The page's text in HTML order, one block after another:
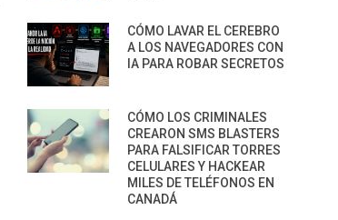
CÓMO LAVAR EL CEREBRO
A LOS NAVEGADORES CON
IA PARA ROBAR SECRETOS
CÓMO LOS CRIMINALES
CREARON SMS BLASTERS
PARA FALSIFICAR TORRES
CELULARES Y HACKEAR
MILES DE TELÉFONOS EN
CANADÁ